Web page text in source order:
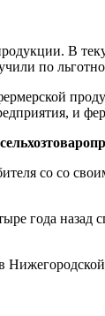
В
по
и
со со
года назад